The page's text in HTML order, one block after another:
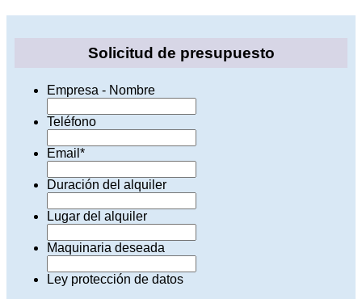
Solicitud de presupuesto
Empresa - Nombre
Teléfono
Email *
Duración del alquiler
Lugar del alquiler
Maquinaria deseada
Ley protección de datos